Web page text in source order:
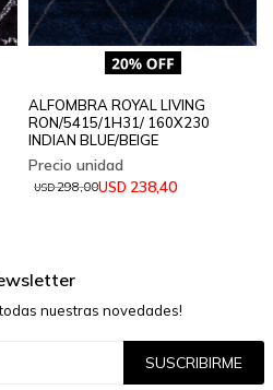
ALFOMBRA ROYAL LIVING
RON/5415/1H31/ 160X230
INDIAN BLUE/BEIGE
USD 238,40
USD298,00
nuestras novedades!
SUSCRIBIRME